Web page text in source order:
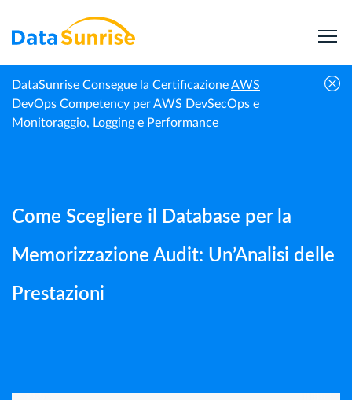
DataSunrise Consegue la CertificazioneAWS
DevOps Competency per AWS DevSecOps e
Monitoraggio, Logging e Performance
Homepage
Guide |
DataSunrise
Come Scegliere il Database per la
Memorizzazione Audit: Un’Analisi delle
Prestazioni
Come Scegliere il Database per la
Memorizzazione Audit: Un’Analisi delle
Prestazioni